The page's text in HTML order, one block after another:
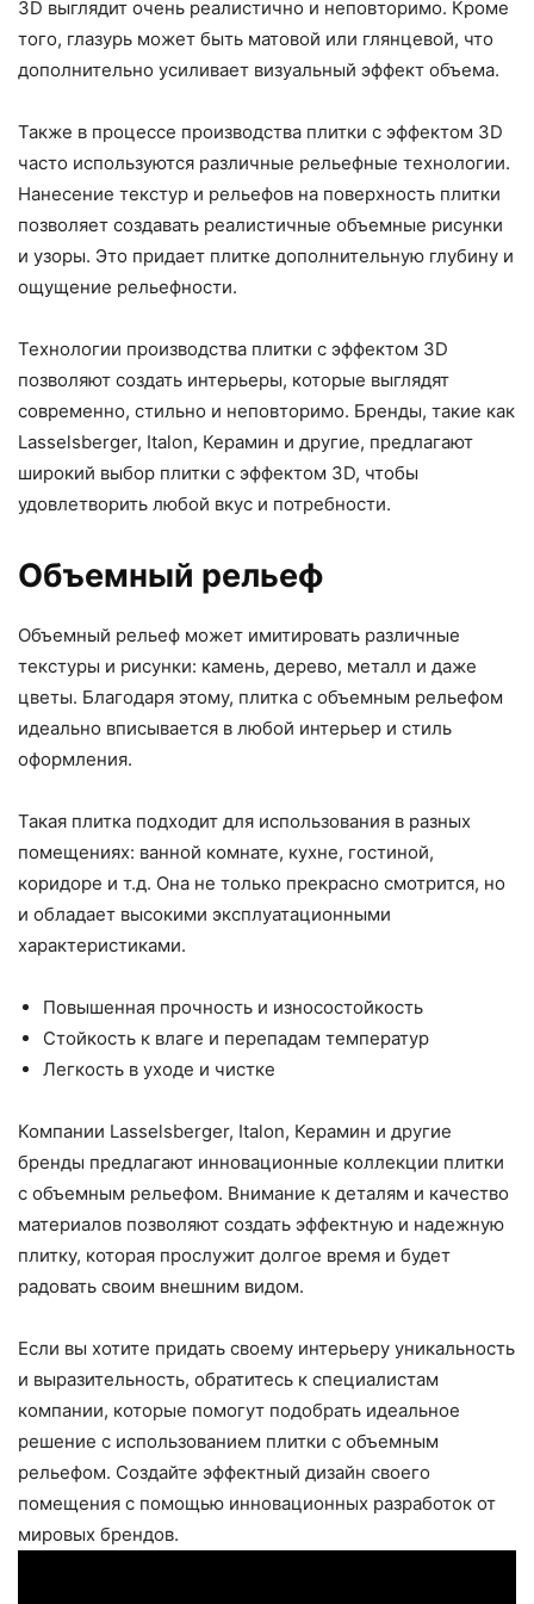
3D выглядит очень реалистично и неповторимо. Кроме
того, глазурь может быть матовой или глянцевой, что
дополнительно усиливает визуальный эффект объема.
Также в процессе производства плитки с эффектом 3D
часто используются различные рельефные технологии.
Нанесение текстур и рельефов на поверхность плитки
позволяет создавать реалистичные объемные рисунки
и узоры. Это придает плитке дополнительную глубину и
ощущение рельефности.
Технологии производства плитки с эффектом 3D
позволяют создать интерьеры, которые выглядят
современно, стильно и неповторимо. Бренды, такие как
Lasselsberger, Italon, Керамин и другие, предлагают
широкий выбор плитки с эффектом 3D, чтобы
удовлетворить любой вкус и потребности.
Объемный рельеф
Объемный рельеф может имитировать различные
текстуры и рисунки: камень, дерево, металл и даже
цветы. Благодаря этому, плитка с объемным рельефом
идеально вписывается в любой интерьер и стиль
оформления.
Такая плитка подходит для использования в разных
помещениях: ванной комнате, кухне, гостиной,
коридоре и т.д. Она не только прекрасно смотрится, но
и обладает высокими эксплуатационными
характеристиками.
Повышенная прочность и износостойкость
Стойкость к влаге и перепадам температур
Легкость в уходе и чистке
Компании Lasselsberger, Italon, Керамин и другие
бренды предлагают инновационные коллекции плитки
с объемным рельефом. Внимание к деталям и качество
материалов позволяют создать эффектную и надежную
плитку, которая прослужит долгое время и будет
радовать своим внешним видом.
Если вы хотите придать своему интерьеру уникальность
и выразительность, обратитесь к специалистам
компании, которые помогут подобрать идеальное
решение с использованием плитки с объемным
рельефом. Создайте эффектный дизайн своего
помещения с помощью инновационных разработок от
мировых брендов.